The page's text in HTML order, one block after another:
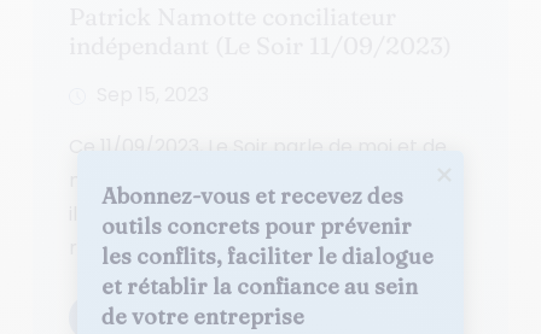
Ce 11/09/2023, Le Soir parle de moi et de
mon job ✨ … suite à une interview réalisée
il y a quelques jours, l’occasion de
rencontrer un journaliste...
Lire la suite
Abonnez-vous et recevez des
outils concrets pour prévenir
les conflits, faciliter le dialogue
et rétablir la confiance au sein
de votre entreprise